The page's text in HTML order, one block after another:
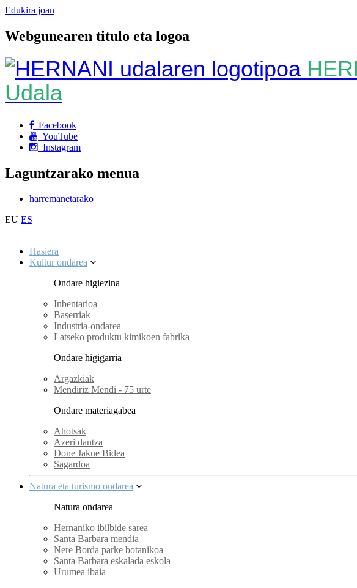
Edukira joan
Webgunearen titulo eta logoa
Udala
Facebook
YouTube
Instagram
Laguntzarako menua
harremanetarako
EU ES
Hasiera
Kultur ondarea
Ondare higiezina
Inbentarioa
Baserriak
Industria-ondarea
Latseko produktu kimikoen fabrika
Ondare higigarria
Argazkiak
Mendiriz Mendi - 75 urte
Ondare materiagabea
Ahotsak
Azeri dantza
Done Jakue Bidea
Sagardoa
Natura eta turismo ondarea
Natura ondarea
Hernaniko ibilbide sarea
Santa Barbara mendia
Nere Borda parke botanikoa
Santa Barbara eskalada eskola
Urumea ibaia